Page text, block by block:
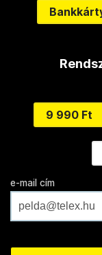
9 990 Ft
e-mail cím